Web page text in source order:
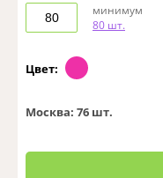
минимум
80 шт.
Цвет:
Москва: 76 шт.